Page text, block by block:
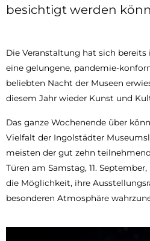
besichtigt werden
Die Veranstaltung hat sich bereits
eine gelungene, pandemie-
beliebten Nacht der Museen
diesem Jahr wieder Kunst und
Das ganze Wochenende über
Vielfalt der Ingolstädter
meisten der gut zehn
Türen am Samstag, 11.
die Möglichkeit, ihre
besonderen Atmosphäre